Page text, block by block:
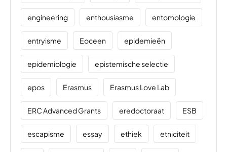
engineering enthousiasme entomologie
entryisme Eoceen epidemieën
epidemiologie epistemische selectie
epos Erasmus Erasmus Love Lab
ERC Advanced Grants eredoctoraat ESB
escapisme essay ethiek etniciteit